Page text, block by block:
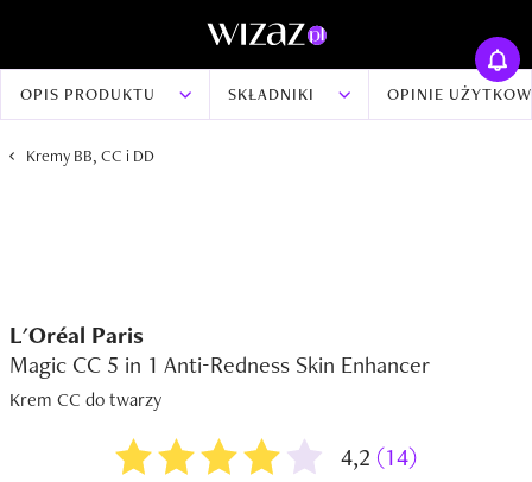
OPIS PRODUKTU SKŁADNIKI OPINIE
Kremy BB, CC i DD
L'Oréal Paris
Magic CC 5 in 1 Anti-Redness Skin Enhancer
Krem CC do twarzy
4,2 (14)